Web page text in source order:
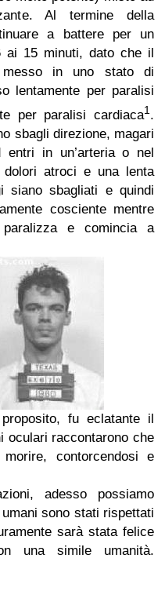
Al termine della
a battere per un
ai 15 minuti, dato che il
messo in uno stato di
lentamente per paralisi
per paralisi cardiaca1 .
sbagli direzione, magari
in un’arteria o nel
dolori atroci e una lenta
siano sbagliati e quindi
cosciente mentre
e comincia a
fu eclatante il
oculari raccontarono che
contorcendosi e
adesso possiamo
sono stati rispettati
sarà stata felice
una simile umanità.